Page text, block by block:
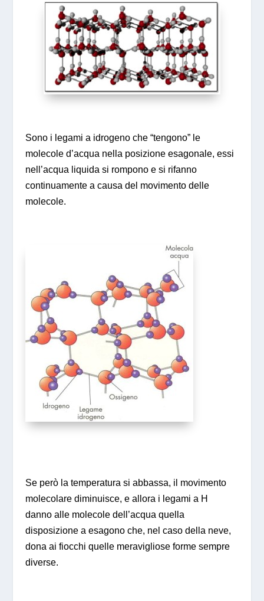
Sono i legami a idrogeno che “tengono” le
molecole d’acqua nella posizione esagonale, essi
nell’acqua liquida si rompono e si rifanno
continuamente a causa del movimento delle
molecole.
Se però la temperatura si abbassa, il movimento
molecolare diminuisce, e allora i legami a H
danno alle molecole dell’acqua quella
disposizione a esagono che, nel caso della neve,
dona ai fiocchi quelle meravigliose forme sempre
diverse.